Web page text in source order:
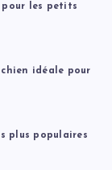
pour les petits
idéale pour
plus populaires